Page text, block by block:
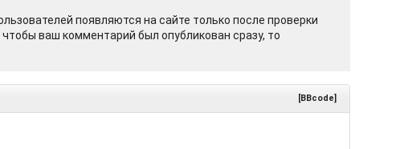
появляются на сайте только после проверки
ваш комментарий был опубликован сразу, то
[BBcode]